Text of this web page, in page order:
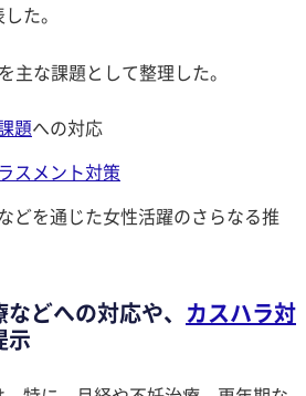
た。
主な課題として整理した。
題への対応
スメント対策
どを通じた女性活躍のさらなる推
どへの対応や、 カスハラ対
示